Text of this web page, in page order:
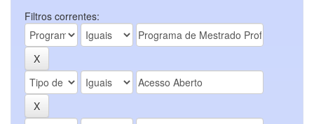
Filtros correntes: